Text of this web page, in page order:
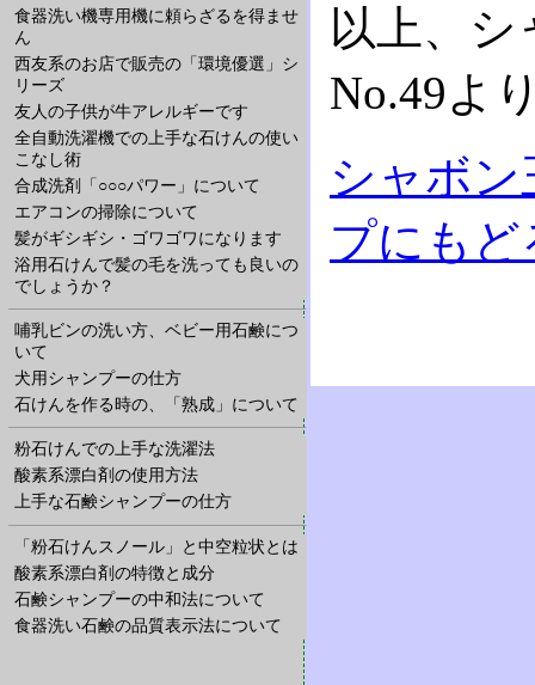
食器洗い機専用機に頼らざるを得ませ
ん
西友系のお店で販売の「環境優選」シ
リーズ
友人の子供が牛アレルギーです
全自動洗濯機での上手な石けんの使い
こなし術
合成洗剤「○○○パワー」について
エアコンの掃除について
髪がギシギシ・ゴワゴワになります
浴用石けんで髪の毛を洗っても良いの
でしょうか？
哺乳ビンの洗い方、ベビー用石鹸につ
いて
犬用シャンプーの仕方
石けんを作る時の、「熟成」について
粉石けんでの上手な洗濯法
酸素系漂白剤の使用方法
上手な石鹸シャンプーの仕方
「粉石けんスノール」と中空粒状とは
酸素系漂白剤の特徴と成分
石鹸シャンプーの中和法について
食器洗い石鹸の品質表示法について
以上、シ
No.49よ
シャボン
プにもど